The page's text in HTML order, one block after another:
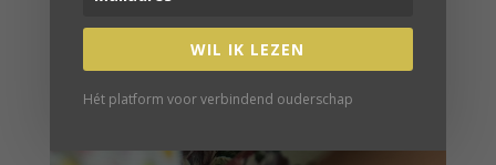
WIL IK LEZEN
Hét platform voor verbindend ouderschap